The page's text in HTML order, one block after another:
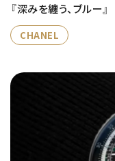
『深みを纏う、ブル
CHANEL